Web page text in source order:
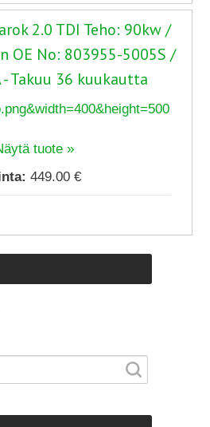
2.0 TDI Teho: 90kw /
OE No: 803955-5005S /
Takuu 36 kuukautta
tuote »
449.00 €